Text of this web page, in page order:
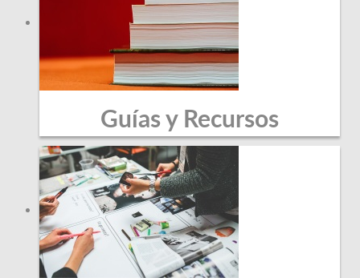
Guías y Recursos